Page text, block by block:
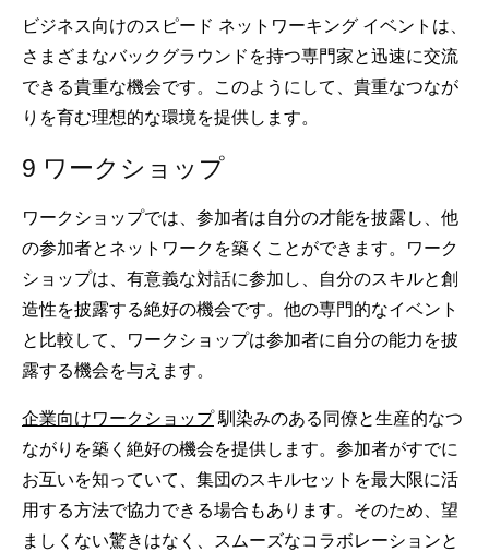
ビジネス向けのスピード ネットワーキング イベントは、
さまざまなバックグラウンドを持つ専門家と迅速に交流
できる貴重な機会です。このようにして、貴重なつなが
りを育む理想的な環境を提供します。
9 ワークショップ
ワークショップでは、参加者は自分の才能を披露し、他
の参加者とネットワークを築くことができます。ワーク
ショップは、有意義な対話に参加し、自分のスキルと創
造性を披露する絶好の機会です。他の専門的なイベント
と比較して、ワークショップは参加者に自分の能力を披
露する機会を与えます。
企業向けワークショップ馴染みのある同僚と生産的なつ
ながりを築く絶好の機会を提供します。参加者がすでに
お互いを知っていて、集団のスキルセットを最大限に活
用する方法で協力できる場合もあります。そのため、望
ましくない驚きはなく、スムーズなコラボレーションと